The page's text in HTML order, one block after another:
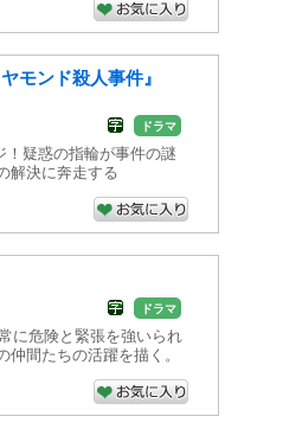
モンド殺人事件』
ドラマ
疑惑の指輪が事件の謎
解決に奔走する
ドラマ
に危険と緊張を強いられ
間たちの活躍を描く。